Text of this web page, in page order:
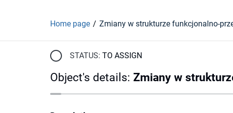
Home page
STATUS: TO ASSIGN
Object's details: Zmiany w